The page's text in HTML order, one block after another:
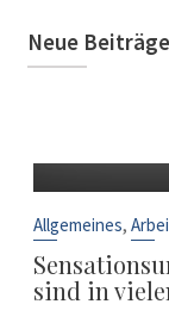
Neue
Allgemeines,
sind in